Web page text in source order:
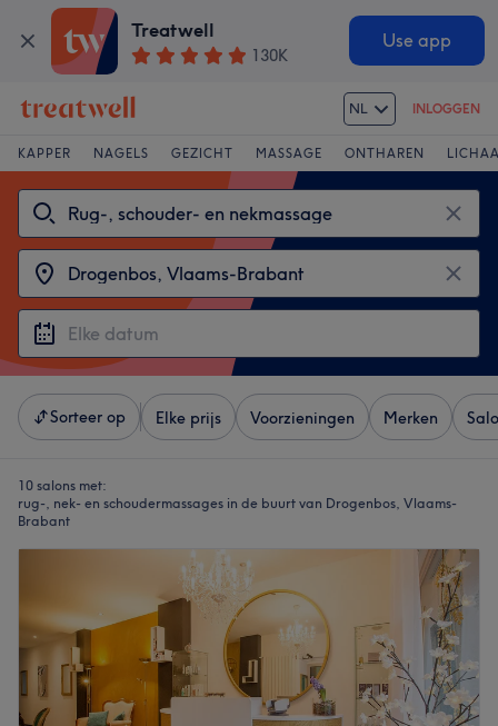
Treatwell
130K
Use app
NL INLOGGEN
KAPPER NAGELS GEZICHT MASSAGE ONTHAREN
Sorteer op Elke prijs Voorzieningen Merken
10 salons met:
rug-, nek- en schoudermassages in de buurt van Drogenbos, Vlaams-
Brabant